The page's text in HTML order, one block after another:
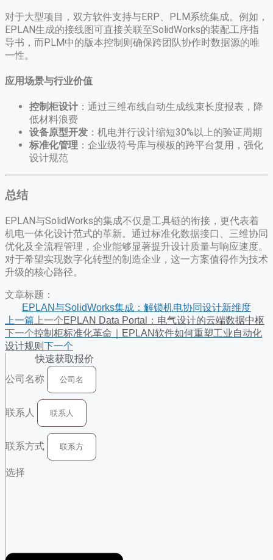
对于大型项目，双方软件支持与ERP、PLM系统集成。例如，
EPLAN生成的接线图可直接关联至SolidWorks的装配工序指
导书，而PLM中的版本控制则确保跨团队协作时数据源的唯
一性。
​应用场景与行业价值​
​控制柜设计​ ​：通过三维布线自动生成线束长度报表，降
低材料浪费
​设备原型开发​ ​：机电并行设计缩短30%以上的验证周期
​标准化管理​ ​：企业级符号库与模板的跨平台复用，强化
设计规范
总结
EPLAN与SolidWorks的集成不仅是工具链的衔接，更代表着
机电一体化设计范式的革新。通过标准化数据接口、三维协同
优化及全流程管理，企业能够显著提升设计质量与响应速度。
对于希望实现数字化转型的制造企业，这一方案值得作为技术
升级的核心路径。
文章标题：
EPLAN与SolidWorks集成：解锁机电协同设计新维度
上一篇 上一个EPLAN Data Portal：电气设计的云端数据中枢
下一个控制柜标准化革命｜EPLAN软件如何重塑工业自动化
设计规则 下一个
快速获取报价
公司名称
联系人
联系方式
选择